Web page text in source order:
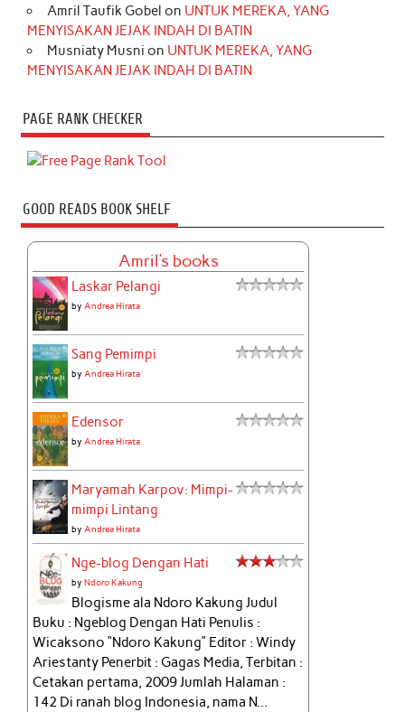
Amril Taufik Gobel on UNTUK MEREKA, YANG
MENYISAKAN JEJAK INDAH DI BATIN
Musniaty Musni on UNTUK MEREKA, YANG
MENYISAKAN JEJAK INDAH DI BATIN
PAGE RANK CHECKER
GOOD READS BOOK SHELF
Amril's books
Laskar Pelangi
byAndrea Hirata
Sang Pemimpi
byAndrea Hirata
Edensor
byAndrea Hirata
Maryamah Karpov: Mimpi-
mimpi Lintang
byAndrea Hirata
Nge-blog Dengan Hati
byNdoro Kakung
Blogisme ala Ndoro Kakung Judul
Buku : Ngeblog Dengan Hati Penulis :
Wicaksono “Ndoro Kakung” Editor : Windy
Ariestanty Penerbit : Gagas Media, Terbitan :
Cetakan pertama, 2009 Jumlah Halaman :
142 Di ranah blog Indonesia, nama N...